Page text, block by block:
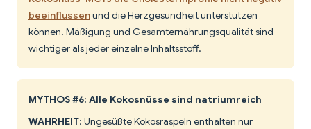
beeinflussenund die Herzgesundheit unterstützen
können. Mäßigung und Gesamternährungsqualität sind
wichtiger als jeder einzelne Inhaltsstoff.
MYTHOS #6: Alle Kokosnüsse sind natriumreich
WAHRHEIT: Ungesüßte Kokosraspeln enthalten nur